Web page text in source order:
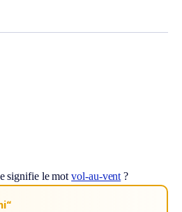
signifie le motvol-au-vent ?